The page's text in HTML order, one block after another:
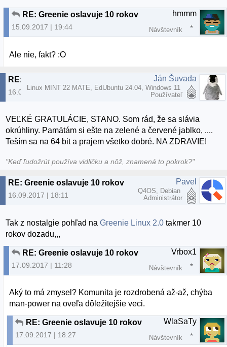
RE: Greenie oslavuje 10 rokov
15.09.2017 | 19:44
hmmm
Návštevník
Ale nie, fakt? :O
RE: Greenie oslavuje 10 rokov
16.09.2017 | 11:26
Ján Šuvada
Linux MINT 22 MATE, EdUbuntu 24.04, Windows 11
Používateľ
VEĽKÉ GRATULÁCIE, STANO. Som rád, že sa slávia
okrúhliny. Pamätám si ešte na zelené a červené jablko, ....
Teším sa na 64 bit a prajem všetko dobré. NA ZDRAVIE!
"Keď ľudožrút používa vidličku a nôž, znamená to pokrok?"
RE: Greenie oslavuje 10 rokov
16.09.2017 | 18:11
Pavel
Q4OS, Debian
Administrátor
Tak z nostalgie pohľad naGreenie Linux 2.0 takmer 10
rokov dozadu,,,
RE: Greenie oslavuje 10 rokov
17.09.2017 | 11:28
Vrbox1
Návštevník
Aký to má zmysel? Komunita je rozdrobená až-až, chýba
man-power na oveľa dôležitejšie veci.
RE: Greenie oslavuje 10 rokov
17.09.2017 | 18:27
WlaSaTy
Návštevník